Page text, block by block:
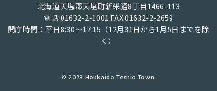
北海道天塩郡天塩町新栄通8丁目1466-113
電話:01632-2-1001 FAX:01632-2-2659
開庁時間：平日8:30～17:15（12月31日から1月5日までを除
く）
© 2023 Hokkaido Teshio Town.